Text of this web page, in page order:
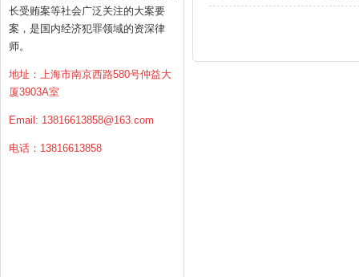
长受贿案等社会广泛关注的大案要
案，是国内经济犯罪领域的资深律
师。
地址：上海市南京西路580号仲益大
厦3903A室
Email: 13816613858@163.com
电话：13816613858